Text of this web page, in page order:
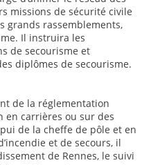
missions de sécurité civile
grands rassemblements,
Il instruira les
de secourisme et
diplômes de secourisme.
de la réglementation
en carrières ou sur des
de la cheffe de pôle et en
et de secours, il
de Rennes, le suivi